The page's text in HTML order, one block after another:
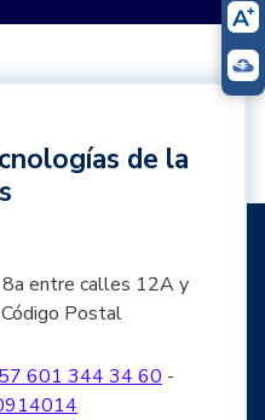
de la
entre calles 12A y
Postal
601 344 34 60 -